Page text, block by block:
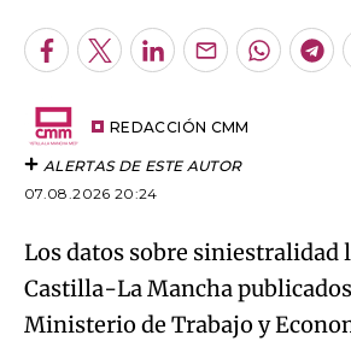
Facebook
TwitterLinkedInEnviar
REDACCIÓN CMM
ALERTAS DE ESTE AUTOR
07.08.2026 20:24
Los datos sobre siniestralidad
Castilla-La Mancha
Ministerio de Trabajo y